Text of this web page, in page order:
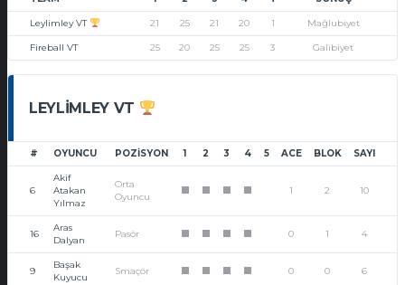
Leylimley VT 21 25 21 20 1 Mağlubiyet
Fireball VT 25 20 25 25 3 Galibiyet
LEYLIMLEY VT
# OYUNCU POZISYON 1 2 3 4 5 ACE BLOK SAYI
6
Akif
Atakan
Yılmaz
Orta
Oyuncu
1 2 10
16
Aras
Dalyan
Pasör 0 1 4
9
Başak
Kuyucu
Smaçör 0 0 6